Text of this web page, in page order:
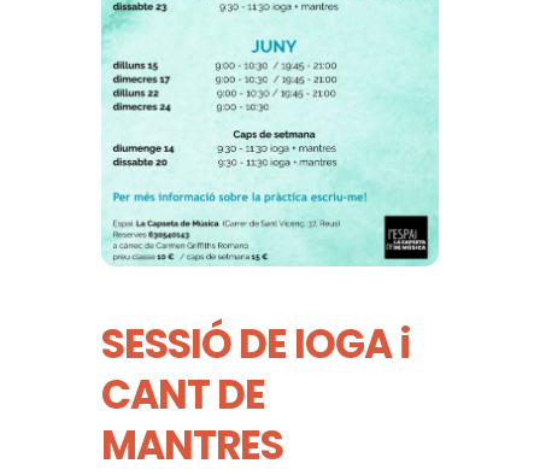
SESSIÓ DE IOGA i
CANT DE
MANTRES